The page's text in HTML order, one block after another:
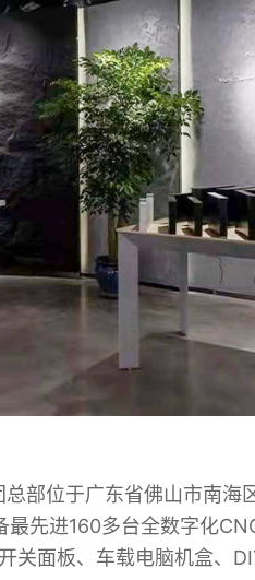
部位于广东省佛山市南
先进160多台全数字化
关面板、车载电脑机盒、